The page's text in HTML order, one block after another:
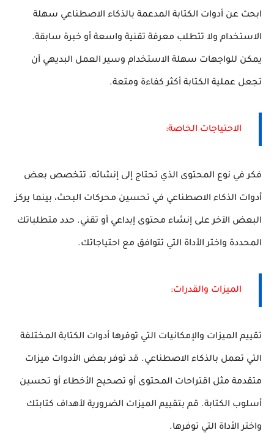
ابحث عن أدوات الكتابة المدعمة بالذكاء الاصطناعي سهلة
الاستخدام ولا تتطلب معرفة تقنية واسعة أو خبرة سابقة.
يمكن للواجهات سهلة الاستخدام وسير العمل البديهي أن
تجعل عملية الكتابة أكثر كفاءة ومتعة.
الاحتياجات الخاصة:
فكر في نوع المحتوى الذي تحتاج إلى إنشائه. تتخصص بعض
أدوات الذكاء الاصطناعي في تحسين محركات البحث، بينما يركز
البعض الآخر على إنشاء محتوى إبداعي أو تقني. حدد متطلباتك
المحددة واختر الأداة التي تتوافق مع احتياجاتك.
الميزات والقدرات:
تقييم الميزات والإمكانيات التي توفرها أدوات الكتابة المختلفة
التي تعمل بالذكاء الاصطناعي. قد توفر بعض الأدوات ميزات
متقدمة مثل اقتراحات المحتوى أو تصحيح الأخطاء أو تحسين
أسلوب الكتابة. قم بتقييم الميزات الضرورية لأهداف كتابتك
واختر الأداة التي توفرها.